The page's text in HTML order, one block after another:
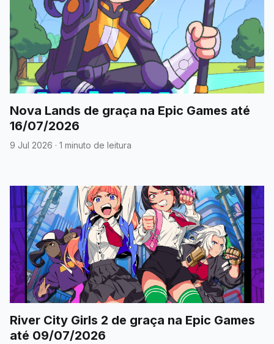
Nova Lands de graça na Epic Games até
16/07/2026
9 Jul 2026 · 1 minuto de leitura
River City Girls 2 de graça na Epic Games
até 09/07/2026